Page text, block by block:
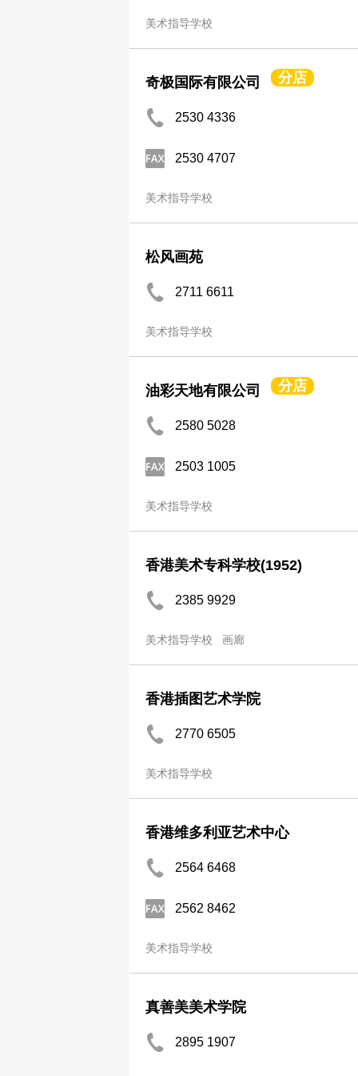
美术指导学校
奇极国际有限公司 分店
2530 4336
2530 4707
美术指导学校
松风画苑
2711 6611
美术指导学校
油彩天地有限公司 分店
2580 5028
2503 1005
美术指导学校
香港美术专科学校(1952)
2385 9929
美术指导学校 画廊
香港插图艺术学院
2770 6505
美术指导学校
香港维多利亚艺术中心
2564 6468
2562 8462
美术指导学校
真善美美术学院
2895 1907